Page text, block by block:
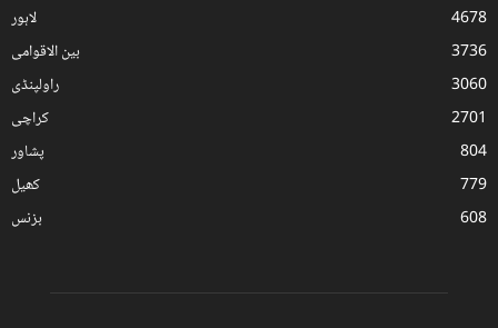
لاہور
4678
بین الاقوامی
3736
راولپنڈی
3060
کراچی
2701
پشاور
804
کھیل
779
بزنس
608